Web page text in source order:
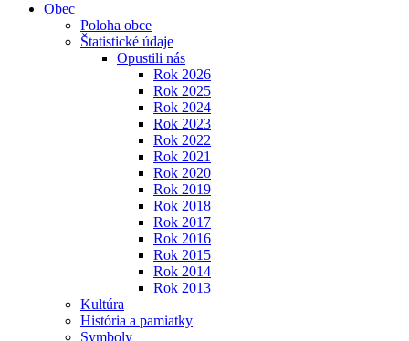
Obec
Poloha obce
Štatistické údaje
Opustili nás
Rok 2026
Rok 2025
Rok 2024
Rok 2023
Rok 2022
Rok 2021
Rok 2020
Rok 2019
Rok 2018
Rok 2017
Rok 2016
Rok 2015
Rok 2014
Rok 2013
Kultúra
História a pamiatky
Symboly